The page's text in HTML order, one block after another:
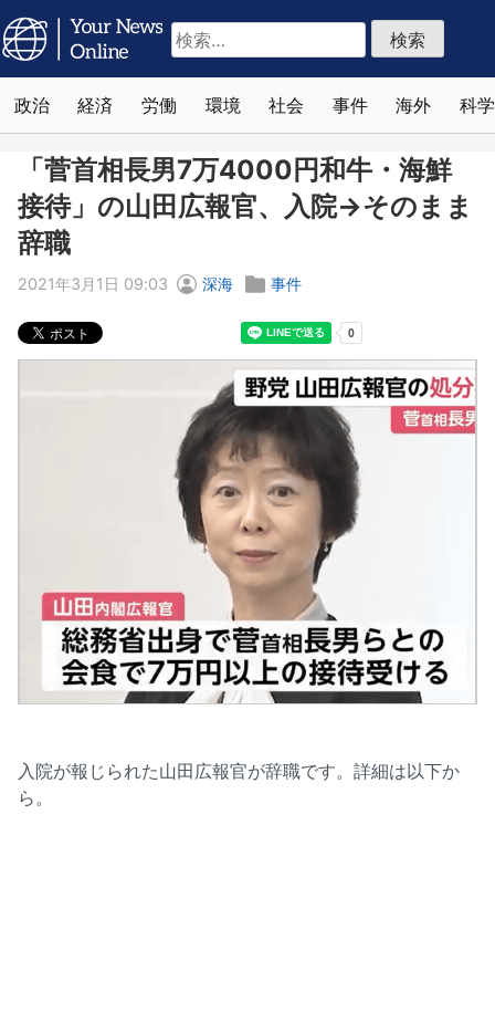
検
索:
政治 経済 労働 環境 社会 事件 海外 科学
「菅首相長男7万4000円和牛・海鮮
接待」の山田広報官、入院→そのまま
辞職
2021年3月1日 09:03 深海 事件
入院が報じられた山田広報官が辞職です。詳細は以下か
ら。